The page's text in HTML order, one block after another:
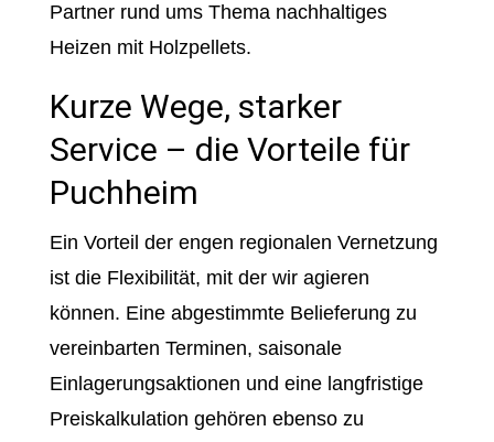
Partner rund ums Thema nachhaltiges
Heizen mit Holzpellets.
Kurze Wege, starker
Service – die Vorteile für
Puchheim
Ein Vorteil der engen regionalen Vernetzung
ist die Flexibilität, mit der wir agieren
können. Eine abgestimmte Belieferung zu
vereinbarten Terminen, saisonale
Einlagerungsaktionen und eine langfristige
Preiskalkulation gehören ebenso zu